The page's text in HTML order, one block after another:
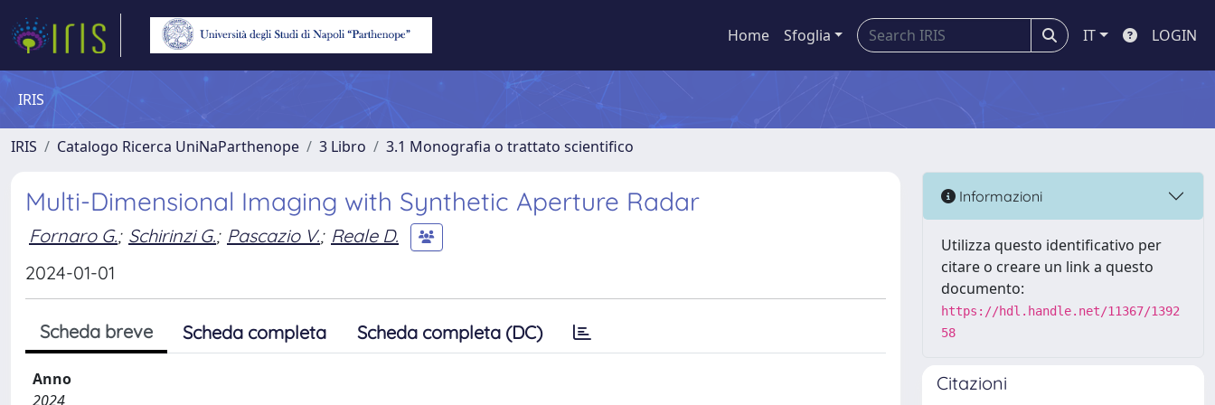
Home Sfoglia IT LOGIN
IRIS
IRIS Catalogo Ricerca UniNaParthenope 3 Libro 3.1 Monografia o trattato scientifico
Multi-Dimensional Imaging with Synthetic Aperture Radar
Fornaro G.; Schirinzi G.; Pascazio V.; Reale D.
2024-01-01
Scheda breve Scheda completa Scheda completa (DC)
Anno
2024
Informazioni
Utilizza questo identificativo per
citare o creare un link a questo
documento:
https://hdl.handle.net/11367/1392
58
Citazioni